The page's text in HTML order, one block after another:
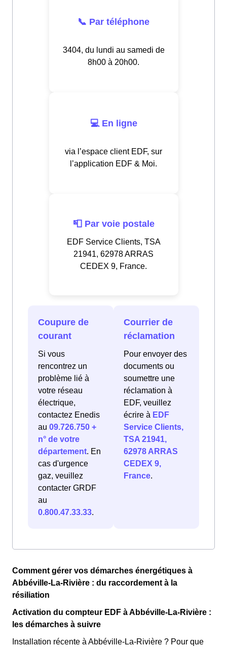
📞 Par téléphone
3404, du lundi au samedi de
8h00 à 20h00.
💻 En ligne
via l’espace client EDF, sur
l’application EDF & Moi.
📮 Par voie postale
EDF Service Clients, TSA
21941, 62978 ARRAS
CEDEX 9, France.
Coupure de
courant
Si vous
rencontrez un
problème lié à
votre réseau
électrique,
contactez Enedis
au 09.726.750 +
n° de votre
département. En
cas d'urgence
gaz, veuillez
contacter GRDF
au
0.800.47.33.33.
Courrier de
réclamation
Pour envoyer des
documents ou
soumettre une
réclamation à
EDF, veuillez
écrire à EDF
Service Clients,
TSA 21941,
62978 ARRAS
CEDEX 9,
France.
Comment gérer vos démarches énergétiques à
Abbéville-La-Rivière : du raccordement à la
résiliation
Activation du compteur EDF à Abbéville-La-Rivière :
les démarches à suivre
Installation récente à Abbéville-La-Rivière ? Pour que